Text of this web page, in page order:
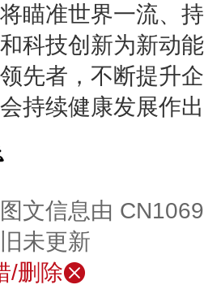
瞄准世界一流、
科技创新为新动
先者，不断提升
持续健康发展作
文信息由
未更新
/删除